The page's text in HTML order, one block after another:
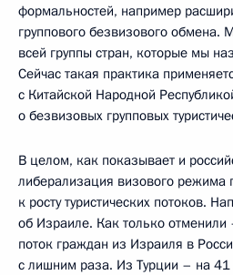
формальностей, например
группового безвизового обмена.
всей группы стран, которые мы
Сейчас такая практика
с Китайской Народной
о безвизовых групповых
В целом, как показывает и
либерализация визового режима
к росту туристических потоков.
об Израиле. Как только
поток граждан из Израиля в
с лишним раза. Из Турции – на 41